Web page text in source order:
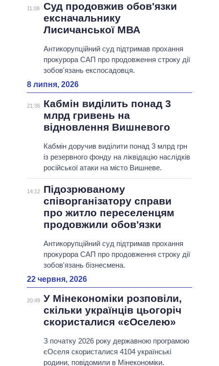
11:08
Суд продовжив обов'язки
ексначальнику
Лисичанської МВА
Антикорупційний суд підтримав прохання
прокурора САП про продовження строку дії
зобов'язань експосадовця.
8 липня, 2026
21:36
Кабмін виділить понад 3
млрд гривень на
відновлення Вишневого
Кабмін доручив виділити понад 3 млрд грн
із резервного фонду на ліквідацію наслідків
російської атаки на місто Вишневе.
14:12
Підозрюваному
співорганізатору справи
про житло переселенцям
продовжили обов'язки
Антикорупційний суд підтримав прохання
прокурора САП про продовження строку дії
зобов'язань бізнесмена.
22 червня, 2026
20:49 У Мінекономіки розповіли,
скільки українців цьогоріч
скористалися «єОселею»
З початку 2026 року державною програмою
єОселя скористалися 4104 українські
родини, повідомили в Мінекономіки.